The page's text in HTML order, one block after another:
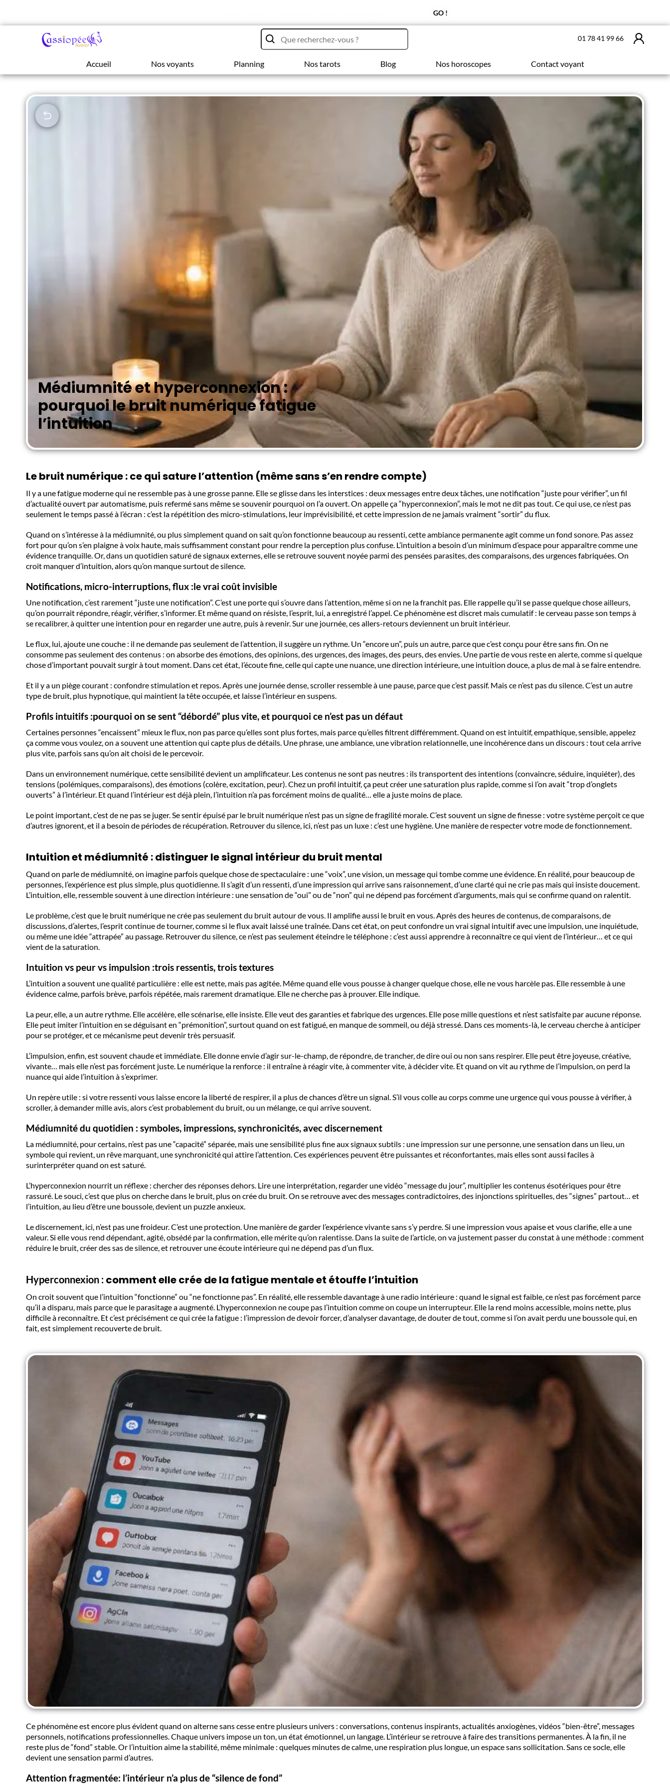
GO !
01 78 41 99 66
Accueil Nos voyants Planning Nos tarots Blog Nos horoscopes Contact voyant
Médiumnité et hyperconnexion :
pourquoi le bruit numérique fatigue
l’intuition
Le bruit numérique : ce qui sature l’attention (même sans s’en rendre compte)
Il y a une fatigue moderne qui ne ressemble pas à une grosse panne. Elle se glisse dans les interstices : deux messages entre deux tâches, une notification “juste pour vérifier”, un fil
d’actualité ouvert par automatisme, puis refermé sans même se souvenir pourquoi on l’a ouvert. On appelle ça “hyperconnexion”, mais le mot ne dit pas tout. Ce qui use, ce n’est pas
seulement le temps passé à l’écran : c’est la répétition des micro-stimulations, leur imprévisibilité, et cette impression de ne jamais vraiment “sortir” du flux.
Quand on s’intéresse à la médiumnité, ou plus simplement quand on sait qu’on fonctionne beaucoup au ressenti, cette ambiance permanente agit comme un fond sonore. Pas assez
fort pour qu’on s’en plaigne à voix haute, mais suffisamment constant pour rendre la perception plus confuse. L’intuition a besoin d’un minimum d’espace pour apparaître comme une
évidence tranquille. Or, dans un quotidien saturé de signaux externes, elle se retrouve souvent noyée parmi des pensées parasites, des comparaisons, des urgences fabriquées. On
croit manquer d’intuition, alors qu’on manque surtout de silence.
Notifications, micro-interruptions, flux :le vrai coût invisible
Une notification, c’est rarement “juste une notification”. C’est une porte qui s’ouvre dans l’attention, même si on ne la franchit pas. Elle rappelle qu’il se passe quelque chose ailleurs,
qu’on pourrait répondre, réagir, vérifier, s’informer. Et même quand on résiste, l’esprit, lui, a enregistré l’appel. Ce phénomène est discret mais cumulatif : le cerveau passe son temps à
se recalibrer, à quitter une intention pour en regarder une autre, puis à revenir. Sur une journée, ces allers-retours deviennent un bruit intérieur.
Le flux, lui, ajoute une couche : il ne demande pas seulement de l’attention, il suggère un rythme. Un “encore un”, puis un autre, parce que c’est conçu pour être sans fin. On ne
consomme pas seulement des contenus : on absorbe des émotions, des opinions, des urgences, des images, des peurs, des envies. Une partie de vous reste en alerte, comme si quelque
chose d’important pouvait surgir à tout moment. Dans cet état, l’écoute fine, celle qui capte une nuance, une direction intérieure, une intuition douce, a plus de mal à se faire entendre.
Et il y a un piège courant : confondre stimulation et repos. Après une journée dense, scroller ressemble à une pause, parce que c’est passif. Mais ce n’est pas du silence. C’est un autre
type de bruit, plus hypnotique, qui maintient la tête occupée, et laisse l’intérieur en suspens.
Profils intuitifs :pourquoi on se sent “débordé” plus vite, et pourquoi ce n’est pas un défaut
Certaines personnes “encaissent” mieux le flux, non pas parce qu’elles sont plus fortes, mais parce qu’elles filtrent différemment. Quand on est intuitif, empathique, sensible, appelez
ça comme vous voulez, on a souvent une attention qui capte plus de détails. Une phrase, une ambiance, une vibration relationnelle, une incohérence dans un discours : tout cela arrive
plus vite, parfois sans qu’on ait choisi de le percevoir.
Dans un environnement numérique, cette sensibilité devient un amplificateur. Les contenus ne sont pas neutres : ils transportent des intentions (convaincre, séduire, inquiéter), des
tensions (polémiques, comparaisons), des émotions (colère, excitation, peur). Chez un profil intuitif, ça peut créer une saturation plus rapide, comme si l’on avait “trop d’onglets
ouverts” à l’intérieur. Et quand l’intérieur est déjà plein, l’intuition n’a pas forcément moins de qualité… elle a juste moins de place.
Le point important, c’est de ne pas se juger. Se sentir épuisé par le bruit numérique n’est pas un signe de fragilité morale. C’est souvent un signe de finesse : votre système perçoit ce que
d’autres ignorent, et il a besoin de périodes de récupération. Retrouver du silence, ici, n’est pas un luxe : c’est une hygiène. Une manière de respecter votre mode de fonctionnement.
Intuition et médiumnité : distinguer le signal intérieur du bruit mental
Quand on parle de médiumnité, on imagine parfois quelque chose de spectaculaire : une “voix”, une vision, un message qui tombe comme une évidence. En réalité, pour beaucoup de
personnes, l’expérience est plus simple, plus quotidienne. Il s’agit d’un ressenti, d’une impression qui arrive sans raisonnement, d’une clarté qui ne crie pas mais qui insiste doucement.
L’intuition, elle, ressemble souvent à une direction intérieure : une sensation de “oui” ou de “non” qui ne dépend pas forcément d’arguments, mais qui se confirme quand on ralentit.
Le problème, c’est que le bruit numérique ne crée pas seulement du bruit autour de vous. Il amplifie aussi le bruit en vous. Après des heures de contenus, de comparaisons, de
discussions, d’alertes, l’esprit continue de tourner, comme si le flux avait laissé une traînée. Dans cet état, on peut confondre un vrai signal intuitif avec une impulsion, une inquiétude,
ou même une idée “attrapée” au passage. Retrouver du silence, ce n’est pas seulement éteindre le téléphone : c’est aussi apprendre à reconnaître ce qui vient de l’intérieur… et ce qui
vient de la saturation.
Intuition vs peur vs impulsion :trois ressentis, trois textures
L’intuition a souvent une qualité particulière : elle est nette, mais pas agitée. Même quand elle vous pousse à changer quelque chose, elle ne vous harcèle pas. Elle ressemble à une
évidence calme, parfois brève, parfois répétée, mais rarement dramatique. Elle ne cherche pas à prouver. Elle indique.
La peur, elle, a un autre rythme. Elle accélère, elle scénarise, elle insiste. Elle veut des garanties et fabrique des urgences. Elle pose mille questions et n’est satisfaite par aucune réponse.
Elle peut imiter l’intuition en se déguisant en “prémonition”, surtout quand on est fatigué, en manque de sommeil, ou déjà stressé. Dans ces moments-là, le cerveau cherche à anticiper
pour se protéger, et ce mécanisme peut devenir très persuasif.
L’impulsion, enfin, est souvent chaude et immédiate. Elle donne envie d’agir sur-le-champ, de répondre, de trancher, de dire oui ou non sans respirer. Elle peut être joyeuse, créative,
vivante… mais elle n’est pas forcément juste. Le numérique la renforce : il entraîne à réagir vite, à commenter vite, à décider vite. Et quand on vit au rythme de l’impulsion, on perd la
nuance qui aide l’intuition à s’exprimer.
Un repère utile : si votre ressenti vous laisse encore la liberté de respirer, il a plus de chances d’être un signal. S’il vous colle au corps comme une urgence qui vous pousse à vérifier, à
scroller, à demander mille avis, alors c’est probablement du bruit, ou un mélange, ce qui arrive souvent.
Médiumnité du quotidien : symboles, impressions, synchronicités, avec discernement
La médiumnité, pour certains, n’est pas une “capacité” séparée, mais une sensibilité plus fine aux signaux subtils : une impression sur une personne, une sensation dans un lieu, un
symbole qui revient, un rêve marquant, une synchronicité qui attire l’attention. Ces expériences peuvent être puissantes et réconfortantes, mais elles sont aussi faciles à
surinterpréter quand on est saturé.
L’hyperconnexion nourrit un réflexe : chercher des réponses dehors. Lire une interprétation, regarder une vidéo “message du jour”, multiplier les contenus ésotériques pour être
rassuré. Le souci, c’est que plus on cherche dans le bruit, plus on crée du bruit. On se retrouve avec des messages contradictoires, des injonctions spirituelles, des “signes” partout… et
l’intuition, au lieu d’être une boussole, devient un puzzle anxieux.
Le discernement, ici, n’est pas une froideur. C’est une protection. Une manière de garder l’expérience vivante sans s’y perdre. Si une impression vous apaise et vous clarifie, elle a une
valeur. Si elle vous rend dépendant, agité, obsédé par la confirmation, elle mérite qu’on ralentisse. Dans la suite de l’article, on va justement passer du constat à une méthode : comment
réduire le bruit, créer des sas de silence, et retrouver une écoute intérieure qui ne dépend pas d’un flux.
Hyperconnexion : comment elle crée de la fatigue mentale et étouffe l’intuition
On croit souvent que l’intuition “fonctionne” ou “ne fonctionne pas”. En réalité, elle ressemble davantage à une radio intérieure : quand le signal est faible, ce n’est pas forcément parce
qu’il a disparu, mais parce que le parasitage a augmenté. L’hyperconnexion ne coupe pas l’intuition comme on coupe un interrupteur. Elle la rend moins accessible, moins nette, plus
difficile à reconnaître. Et c’est précisément ce qui crée la fatigue : l’impression de devoir forcer, d’analyser davantage, de douter de tout, comme si l’on avait perdu une boussole qui, en
fait, est simplement recouverte de bruit.
Ce phénomène est encore plus évident quand on alterne sans cesse entre plusieurs univers : conversations, contenus inspirants, actualités anxiogènes, vidéos “bien-être”, messages
personnels, notifications professionnelles. Chaque univers impose un ton, un état émotionnel, un langage. L’intérieur se retrouve à faire des transitions permanentes. À la fin, il ne
reste plus de “fond” stable. Or l’intuition aime la stabilité, même minimale : quelques minutes de calme, une respiration plus longue, un espace sans sollicitation. Sans ce socle, elle
devient une sensation parmi d’autres.
Attention fragmentée: l’intérieur n’a plus de “silence de fond”